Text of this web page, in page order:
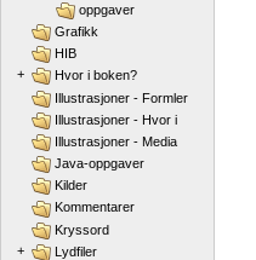
oppgaver
Grafikk
HIB
+
Hvor i boken?
Illustrasjoner - Formler
Illustrasjoner - Hvor i
Illustrasjoner - Media
Java-oppgaver
Kilder
Kommentarer
Kryssord
+
Lydfiler